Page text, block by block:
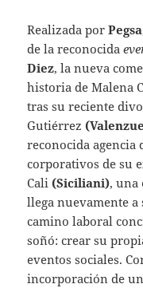
Realizada porPegsa
de la reconocida
Diez, la nueva
historia de Malena
tras su reciente
Gutiérrez
reconocida agencia
corporativos de su
Cali (Siciliani), una
llega nuevamente
camino laboral
soñó: crear su
eventos sociales.
incorporación de